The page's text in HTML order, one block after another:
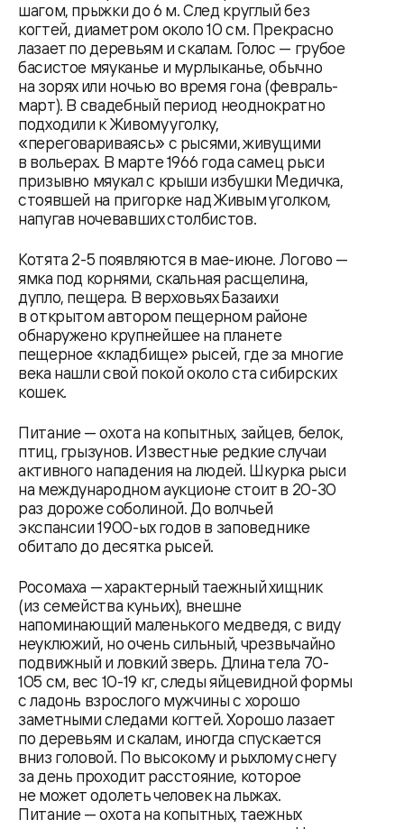
шагом, прыжки до 6 м. След круглый без
когтей, диаметром около 10 см. Прекрасно
лазает по деревьям и скалам. Голос — грубое
басистое мяуканье и мурлыканье, обычно
на зорях или ночью во время гона (февраль-
март). В свадебный период неоднократно
подходили к Живому уголку,
«переговариваясь» с рысями, живущими
в вольерах. В марте 1966 года самец рыси
призывно мяукал с крыши избушки Медичка,
стоявшей на пригорке над Живым уголком,
напугав ночевавших столбистов.
Котята 2-5 появляются в мае-июне. Логово —
ямка под корнями, скальная расщелина,
дупло, пещера. В верховьях Базаихи
в открытом автором пещерном районе
обнаружено крупнейшее на планете
пещерное «кладбище» рысей, где за многие
века нашли свой покой около ста сибирских
кошек.
Питание — охота на копытных, зайцев, белок,
птиц, грызунов. Известные редкие случаи
активного нападения на людей. Шкурка рыси
на международном аукционе стоит в 20-30
раз дороже соболиной. До волчьей
экспансии 1900-ых годов в заповеднике
обитало до десятка рысей.
Росомаха — характерный таежный хищник
(из семейства куньих), внешне
напоминающий маленького медведя, с виду
неуклюжий, но очень сильный, чрезвычайно
подвижный и ловкий зверь. Длина тела 70-
105 см, вес 10-19 кг, следы яйцевидной формы
с ладонь взрослого мужчины с хорошо
заметными следами когтей. Хорошо лазает
по деревьям и скалам, иногда спускается
вниз головой. По высокому и рыхлому снегу
за день проходит расстояние, которое
не может одолеть человек на лыжах.
Питание — охота на копытных, таежных